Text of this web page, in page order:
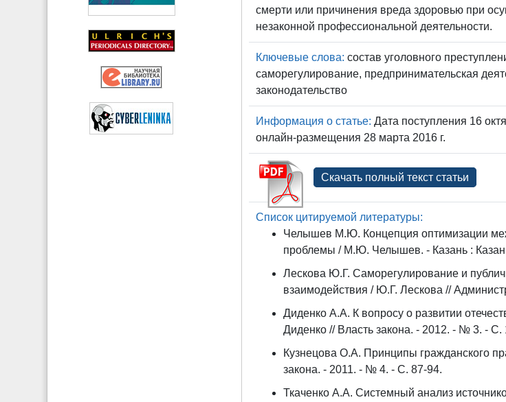
смерти или причинения вреда здоровью при
незаконной профессиональной деятельности.
Ключевые слова: состав уголовного
саморегулирование, предпринимательская
законодательство
Информация о статье: Дата поступления 16
онлайн-размещения 28 марта 2016 г.
Скачать полный текст статьи
Список цитируемой литературы:
Челышев М.Ю. Концепция оптимизации
проблемы / М.Ю. Челышев. - Казань : Казан.
Лескова Ю.Г. Саморегулирование и
взаимодействия / Ю.Г. Лескова //
Диденко А.А. К вопросу о развитии
Диденко // Власть закона. - 2012. - № 3. - С.
Кузнецова О.А. Принципы гражданского
закона. - 2011. - № 4. - С. 87-94.
Ткаченко А.А. Системный анализ